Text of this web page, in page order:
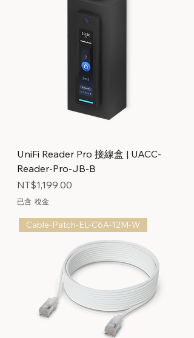
UniFi Reader Pro 接線盒 | UACC-
Reader-Pro-JB-B
價格
NT$1,199.00
已含 稅金
Cable-Patch-EL-C6A-12M-W